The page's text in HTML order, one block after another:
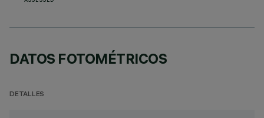
DATOS FOTOMÉTRICOS
DETALLES